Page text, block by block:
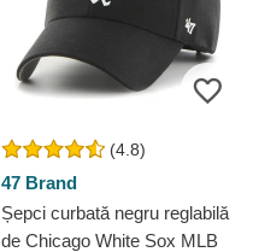
(4.8)
47 Brand
Șepci curbată negru reglabilă
de Chicago White Sox MLB